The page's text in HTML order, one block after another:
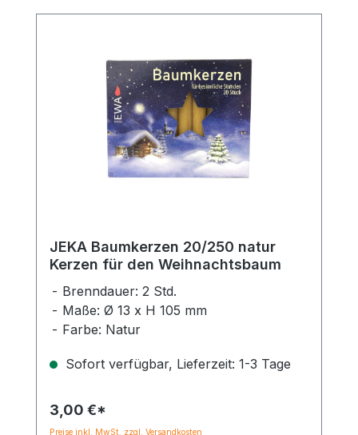
JEKA Baumkerzen 20/250 natur
Kerzen für den Weihnachtsbaum
Brenndauer: 2 Std.
Maße: Ø 13 x H 105 mm
Farbe: Natur
Sofort verfügbar, Lieferzeit: 1-3 Tage
3,00 €*
Preise inkl. MwSt. zzgl. Versandkosten